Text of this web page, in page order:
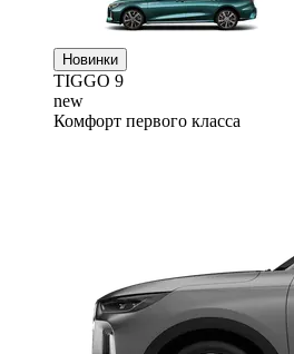
Новинки
TIGGO 9
new
Комфорт первого класса